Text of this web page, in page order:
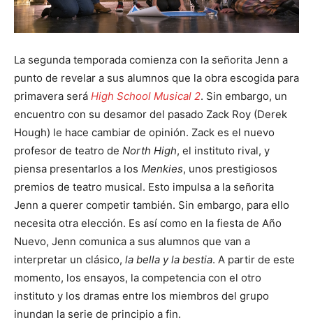
La segunda temporada comienza con la señorita Jenn a
punto de revelar a sus alumnos que la obra escogida para
primavera será High School Musical 2. Sin embargo, un
encuentro con su desamor del pasado Zack Roy (Derek
Hough) le hace cambiar de opinión. Zack es el nuevo
profesor de teatro de North High, el instituto rival, y
piensa presentarlos a los Menkies, unos prestigiosos
premios de teatro musical. Esto impulsa a la señorita
Jenn a querer competir también. Sin embargo, para ello
necesita otra elección. Es así como en la fiesta de Año
Nuevo, Jenn comunica a sus alumnos que van a
interpretar un clásico, la bella y la bestia. A partir de este
momento, los ensayos, la competencia con el otro
instituto y los dramas entre los miembros del grupo
inundan la serie de principio a fin.